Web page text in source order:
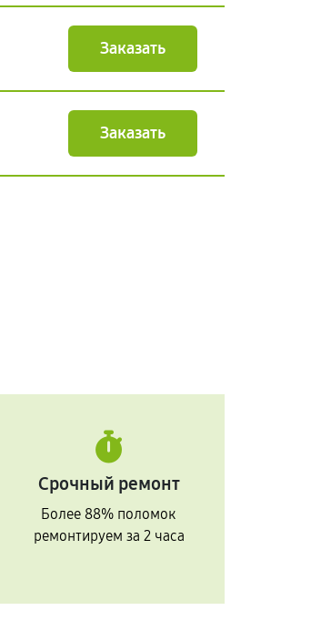
Заказать
Заказать
Срочный ремонт
Более 88% поломок
ремонтируем за 2 часа